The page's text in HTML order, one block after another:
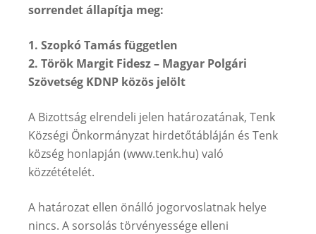
sorrendet állapítja meg:
1. Szopkó Tamás független
2. Török Margit Fidesz – Magyar Polgári
Szövetség KDNP közös jelölt
A Bizottság elrendeli jelen határozatának, Tenk
Községi Önkormányzat hirdetőtábláján és Tenk
község honlapján (www.tenk.hu) való
közzétételét.
A határozat ellen önálló jogorvoslatnak helye
nincs. A sorsolás törvényessége elleni